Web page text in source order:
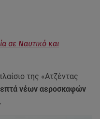
σε Ναυτικό και
της «Ατζέντας
επτά νέων αεροσκαφών